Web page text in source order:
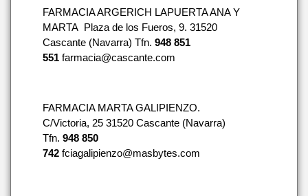
FARMACIA ARGERICH LAPUERTA ANA Y
MARTA Plaza de los Fueros, 9. 31520
Cascante (Navarra) Tfn. 948 851
551 farmacia@cascante.com
FARMACIA MARTA GALIPIENZO.
C/Victoria, 25 31520 Cascante (Navarra)
Tfn. 948 850
742 fciagalipienzo@masbytes.com